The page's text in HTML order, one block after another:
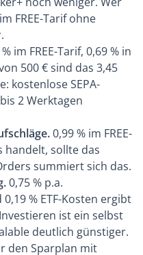
FREE-Tarif ohne
im FREE-Tarif, 0,69 % in
500 € sind das 3,45
kostenlose SEPA-
2 Werktagen
0,99 % im FREE-
handelt, sollte das
summiert sich das.
0,75 % p.a.
% ETF-Kosten ergibt
ist ein selbst
deutlich günstiger.
den Sparplan mit